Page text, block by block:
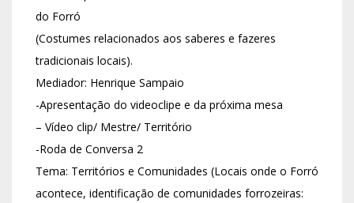
do Forró
(Costumes relacionados aos saberes e fazeres
tradicionais locais).
Mediador: Henrique Sampaio
-Apresentação do videoclipe e da próxima mesa
– Vídeo clip/ Mestre/ Território
-Roda de Conversa 2
Tema: Territórios e Comunidades (Locais onde o Forró
acontece, identificação de comunidades forrozeiras: